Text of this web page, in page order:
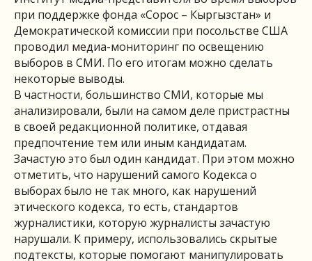
при поддержке фонда «Сорос – Кыргызстан» и
Демократической комиссии при посольстве США
проводил медиа-мониторинг по освещению
выборов в СМИ. По его итогам можно сделать
некоторые выводы.
В частности, большинство СМИ, которые мы
анализировали, были на самом деле пристрастны
в своей редакционной политике, отдавая
предпочтение тем или иным кандидатам.
Зачастую это был один кандидат. При этом можно
отметить, что нарушений самого Кодекса о
выборах было не так много, как нарушений
этического кодекса, то есть, стандартов
журналистики, которую журналисты зачастую
нарушали. К примеру, использовались скрытые
подтексты, которые помогают манипулировать